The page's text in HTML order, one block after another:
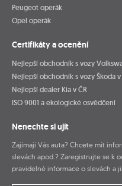
Peugeot operák
Opel operák
Certifikáty a ocenění
Nejlepší obchodník s vozy
Nejlepší obchodník s vozy Škoda v
Nejlepší dealer Kia v ČR
ISO 9001 a ekologické osvědčení
Nenechte si ujít
Zajímají Vás auta? Chcete mít
slevách apod.? Zaregistrujte se k
pravidelné informace o slevách a